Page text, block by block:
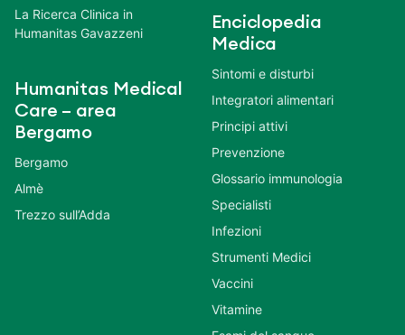
La Ricerca Clinica in
Humanitas Gavazzeni
Humanitas Medical
Care – area
Bergamo
Bergamo
Almè
Trezzo sull’Adda
Enciclopedia
Medica
Sintomi e disturbi
Integratori alimentari
Principi attivi
Prevenzione
Glossario immunologia
Specialisti
Infezioni
Strumenti Medici
Vaccini
Vitamine